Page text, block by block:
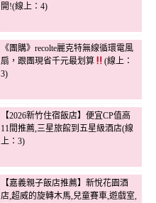
開!(線上：4)
《團購》recolte麗克特無線循環電風
扇，跟團現省千元最划算
(線上：
3)
【2026新竹住宿飯店】便宜CP值高
11間推薦,三星旅館到五星級酒店(線
上：3)
【嘉義親子飯店推薦】新悅花園酒
店,超威的旋轉木馬,兒童賽車,遊戲室,